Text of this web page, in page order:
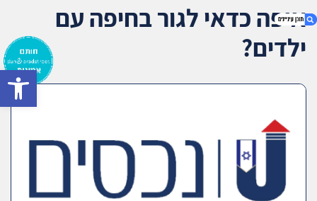
איפה כדאי לגור בחיפה עם
ילדים?